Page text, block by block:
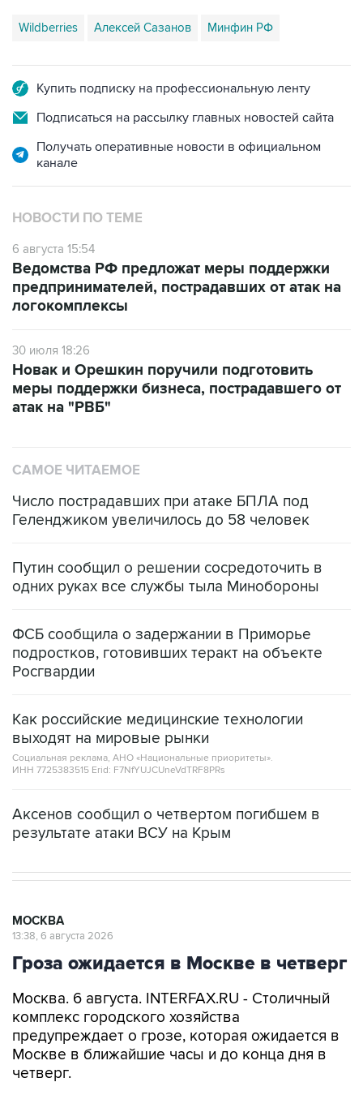
Wildberries Алексей Сазанов Минфин РФ
Купить подписку на профессиональную ленту
Подписаться на рассылку главных новостей сайта
Получать оперативные новости в официальном
канале
НОВОСТИ ПО ТЕМЕ
6 августа 15:54
Ведомства РФ предложат меры поддержки
предпринимателей, пострадавших от атак на
логокомплексы
30 июля 18:26
Новак и Орешкин поручили подготовить
меры поддержки бизнеса, пострадавшего от
атак на "РВБ"
САМОЕ ЧИТАЕМОЕ
Число пострадавших при атаке БПЛА под
Геленджиком увеличилось до 58 человек
Путин сообщил о решении сосредоточить в
одних руках все службы тыла Минобороны
ФСБ сообщила о задержании в Приморье
подростков, готовивших теракт на объекте
Росгвардии
Как российские медицинские технологии
выходят на мировые рынки
Социальная реклама, АНО «Национальные приоритеты».
ИНН 7725383515 Erid: F7NfYUJCUneVdTRF8PRs
Аксенов сообщил о четвертом погибшем в
результате атаки ВСУ на Крым
МОСКВА
13:38, 6 августа 2026
Гроза ожидается в Москве в четверг
Москва. 6 августа. INTERFAX.RU - Столичный
комплекс городского хозяйства
предупреждает о грозе, которая ожидается в
Москве в ближайшие часы и до конца дня в
четверг.